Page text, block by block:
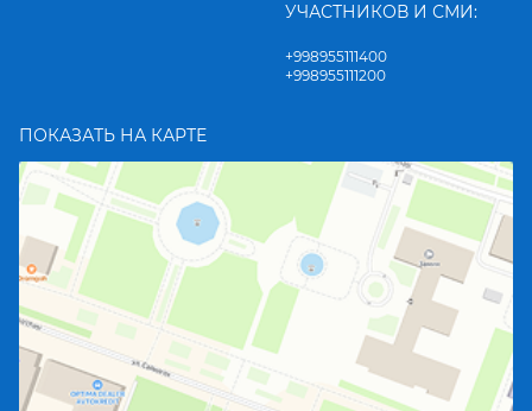
УЧАСТНИКОВ И СМИ:
+998955111400
+998955111200
ПОКАЗАТЬ НА КАРТЕ